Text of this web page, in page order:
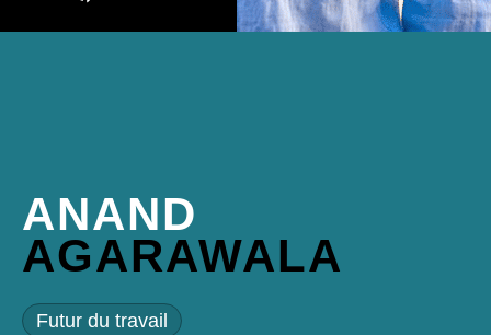
ANAND
AGARAWALA
Futur du travail